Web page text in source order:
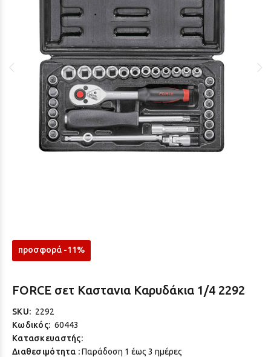
προσφορά -11%
FORCE σετ Kαστανια Kαρυδάκια 1/4 2292
SKU: 2292
Κωδικός: 60443
Κατασκευαστής:
Διαθεσιμότητα :Παράδoση 1 έως 3 ημέρες